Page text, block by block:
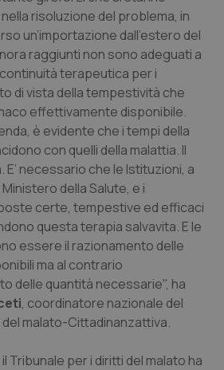
di Bolzano
risoluzione del problema, in
un’importazione dall'estero del
raggiunti non sono adeguati a
terapeutica per i
di vista della tempestività che
effettivamente disponibile.
è evidente che i tempi della
con quelli della malattia. Il
necessario che le Istituzioni, a
Ministero della Salute, e i
certe, tempestive ed efficaci
questa terapia salvavita. E le
essere il razionamento delle
ma al contrario
delle quantità necessarie", ha
, coordinatore nazionale del
malato-Cittadinanzattiva.
Tribunale per i diritti del malato ha